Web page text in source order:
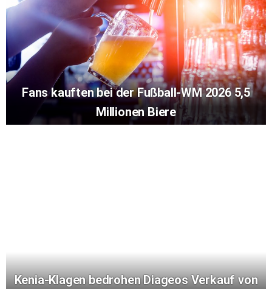
Fans kauften bei der Fußball-WM 2026 5,5
Millionen Biere
Kenia-Klagen bedrohen Diageos Verkauf von